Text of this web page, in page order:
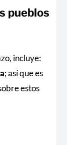
pueblos
incluye:
; así que es
estos